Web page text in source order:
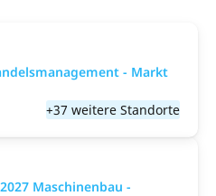
- Markt
+37 weitere Standorte
Maschinenbau -